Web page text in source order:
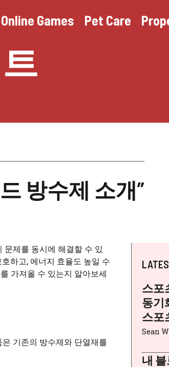
Online Games Pet Care
방수제 소개”
제를 동시에 해결할 수 있
하고, 에너지 효율도 높일 수
가져올 수 있는지 알아보세
기존의 방수제와 단열재를
스포
동기
스포
Sean
내